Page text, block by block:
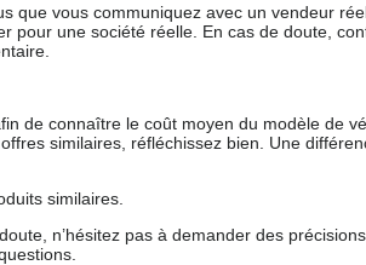
que vous communiquez avec un vendeur
une société réelle. En cas de doute,
de connaître le coût moyen du modèle de
similaires, réfléchissez bien. Une
similaires.
n’hésitez pas à demander des